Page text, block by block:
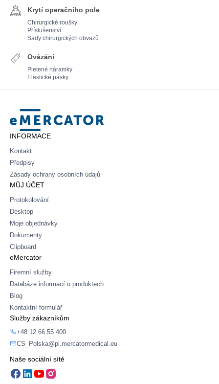
Krytí operačního pole
Chirurgické roušky
Příslušenství
Sady chirurgických obvazů
Ovázání
Pletené náramky
Elastické pásky
Mercator
INFORMACE
Kontakt
Předpisy
Zásady ochrany osobních údajů
MŮJ ÚČET
Protokolování
Desktop
Moje objednávky
Dokumenty
Clipboard
eMercator
Firemní služby
Databáze informací o produktech
Blog
Kontaktní formulář
Služby zákazníkům
+48 12 66 55 400
CS_Polska@pl.mercatormedical.eu
Naše sociální sítě